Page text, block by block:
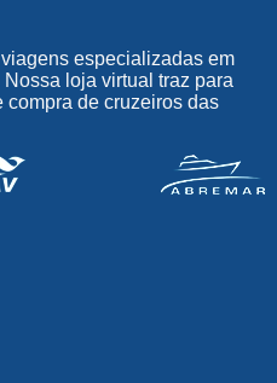
especializadas em
loja virtual traz para
compra de cruzeiros das